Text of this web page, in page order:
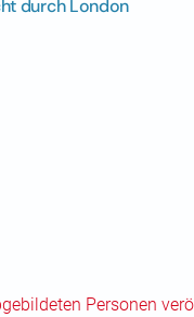
durch London
Personen